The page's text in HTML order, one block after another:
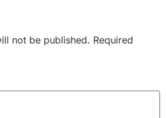
not be published. Required